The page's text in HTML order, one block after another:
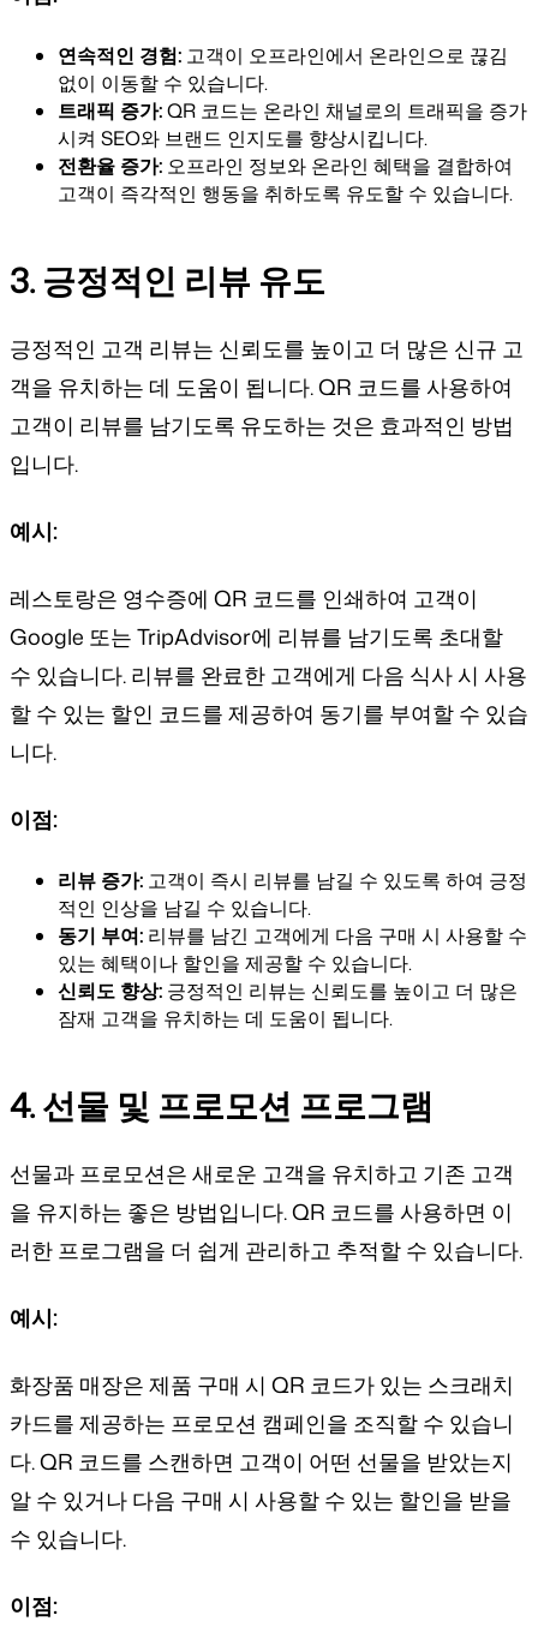
연속적인 경험: 고객이 오프라인에서 온라인으로 끊김
없이 이동할 수 있습니다.
트래픽 증가:QR 코드는 온라인 채널로의 트래픽을 증가
시켜 SEO와 브랜드 인지도를 향상시킵니다.
전환율 증가: 오프라인 정보와 온라인 혜택을 결합하여
고객이 즉각적인 행동을 취하도록 유도할 수 있습니다.
3. 긍정적인 리뷰 유도
긍정적인 고객 리뷰는 신뢰도를 높이고 더 많은 신규 고
객을 유치하는 데 도움이 됩니다. QR 코드를 사용하여
고객이 리뷰를 남기도록 유도하는 것은 효과적인 방법
입니다.
예시:
레스토랑은 영수증에 QR 코드를 인쇄하여 고객이
Google 또는 TripAdvisor에 리뷰를 남기도록 초대할
수 있습니다. 리뷰를 완료한 고객에게 다음 식사 시 사용
할 수 있는 할인 코드를 제공하여 동기를 부여할 수 있습
니다.
이점:
리뷰 증가: 고객이 즉시 리뷰를 남길 수 있도록 하여 긍정
적인 인상을 남길 수 있습니다.
동기 부여: 리뷰를 남긴 고객에게 다음 구매 시 사용할 수
있는 혜택이나 할인을 제공할 수 있습니다.
신뢰도 향상: 긍정적인 리뷰는 신뢰도를 높이고 더 많은
잠재 고객을 유치하는 데 도움이 됩니다.
4. 선물 및 프로모션 프로그램
선물과 프로모션은 새로운 고객을 유치하고 기존 고객
을 유지하는 좋은 방법입니다. QR 코드를 사용하면 이
러한 프로그램을 더 쉽게 관리하고 추적할 수 있습니다.
예시:
화장품 매장은 제품 구매 시 QR 코드가 있는 스크래치
카드를 제공하는 프로모션 캠페인을 조직할 수 있습니
다. QR 코드를 스캔하면 고객이 어떤 선물을 받았는지
알 수 있거나 다음 구매 시 사용할 수 있는 할인을 받을
수 있습니다.
이점: